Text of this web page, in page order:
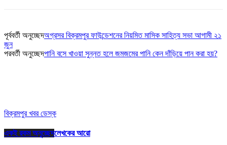
পূর্ববর্তী অনুচ্ছেদঅগ্রসর বিক্রমপুর ফাউন্ডেশনের নিয়মিত মাসিক সাহিত্য সভা আগামী ২১
জুন
পরবর্তী অনুচ্ছেদপানি বসে খাওয়া সুন্নত হলে জমজমের পানি কেন দাঁড়িয়ে পান করা হয়?
বিক্রমপুর খবর ডেস্ক
একই রকম অনুচ্ছেদলেখকের আরো